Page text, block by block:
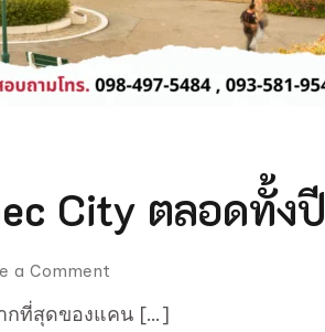
City ตลอดทั้งปี
a Comment
น่า
ากที่สุดของแคน […]